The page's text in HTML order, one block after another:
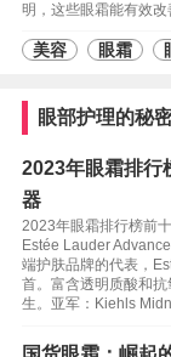
明，这些眼霜能有效
美容 眼霜
眼部护理的秘
2023年眼霜排行
器
2023年眼霜排行榜前
Estée Lauder
端护肤品牌的代表，
首。富含透明质酸和
生。亚军：Kiehls